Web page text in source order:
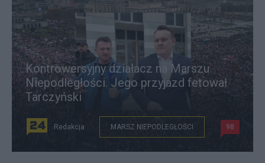
Kontrowersyjny działacz na Marszu
Niepodległości. Jego przyjazd fetował
Tarczyński
Redakcja MARSZ NIEPODLEGŁOŚCI 98